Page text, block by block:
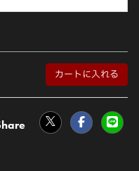
カートに入れる